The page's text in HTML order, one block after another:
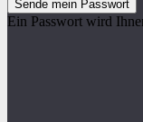
Ein Passwort wird